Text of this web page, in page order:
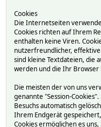
Cookies
Die Internetseiten
Cookies richten auf Ihrem
enthalten keine Viren.
nutzerfreundlicher,
sind kleine Textdateien, die
werden und die Ihr Browser
Die meisten der von uns
genannte "Session-
Besuchs automatisch
Ihrem Endgerät
Cookies ermöglichen es